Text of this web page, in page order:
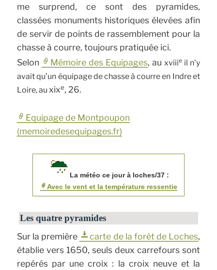
me surprend, ce sont des pyramides,
classées monuments historiques élevées afin
de servir de points de rassemblement pour la
chasse à courre, toujours pratiquée ici.
Selon
Mémoire des Equipages, au xviiieil n’y
avait qu’un équipage de chasse à courre en Indre et
Loire, auxixe, 26.
Equipage de Montpoupon
(memoiredesequipages.fr)
La météo ce jour à loches/37 :
Avec le vent et la température ressentie
Les quatre pyramides
Sur la première
carte de la forêt de Loches,
établie vers 1650, seuls deux carrefours sont
repérés par une croix : la croix neuve et la